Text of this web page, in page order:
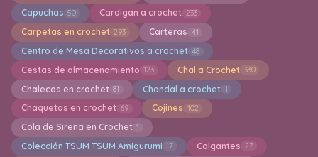
Capuchas 50 Cardigan a crochet 233
Carpetas en crochet 293 Carteras 41
Centro de Mesa Decorativos a crochet 48
Cestas de almacenamiento 123 Chal a Crochet 330
Chalecos en crochet 81 Chandal a crochet 1
Chaquetas en crochet 69 Cojines 102
Cola de Sirena en Crochet 1
Colección TSUM TSUM Amigurumi 17 Colgantes 27